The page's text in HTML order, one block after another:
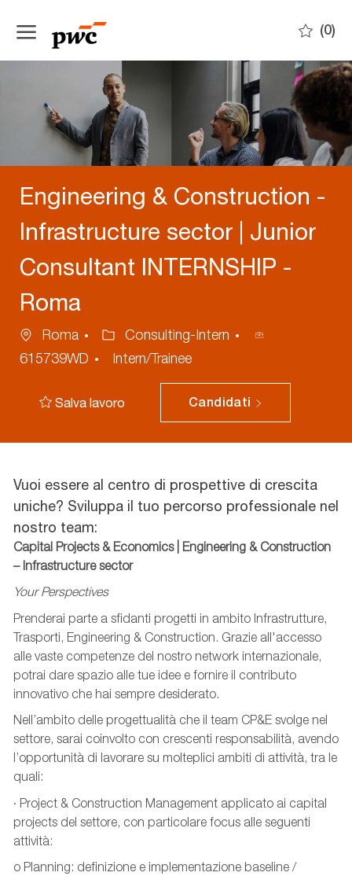
(0)
Engineering & Construction -
Infrastructure sector | Junior
Consultant INTERNSHIP -
Roma
Ubicazione
Roma Categoria
Consulting-Intern
ID
615739WD Intern/Trainee
Salva lavoro Candidati
Vuoi essere al centro di prospettive di crescita
uniche? Sviluppa il tuo percorso professionale nel
nostro team:
Capital Projects & Economics | Engineering & Construction
– Infrastructure sector
Your Perspectives
Prenderai parte a sfidanti progetti in ambito Infrastrutture,
Trasporti, Engineering & Construction. Grazie all'accesso
alle vaste competenze del nostro network internazionale,
potrai dare spazio alle tue idee e fornire il contributo
innovativo che hai sempre desiderato.
Nell’ambito delle progettualità che il team CP&E svolge nel
settore, sarai coinvolto con crescenti responsabilità, avendo
l’opportunità di lavorare su molteplici ambiti di attività, tra le
quali:
· Project & Construction Management applicato ai capital
projects del settore, con particolare focus alle seguenti
attività:
o Planning: definizione e implementazione baseline /